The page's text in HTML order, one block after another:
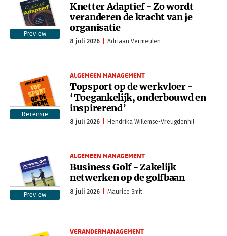
Preview
Knetter Adaptief - Zo wordt
veranderen de kracht van je
organisatie
8 juli 2026 Adriaan Vermeulen
Recensie
ALGEMEEN MANAGEMENT
Topsport op de werkvloer -
‘Toegankelijk, onderbouwd en
inspirerend’
8 juli 2026 Hendrika Willemse-Vreugdenhil
Preview
ALGEMEEN MANAGEMENT
Business Golf - Zakelijk
netwerken op de golfbaan
8 juli 2026 Maurice Smit
VERANDERMANAGEMENT